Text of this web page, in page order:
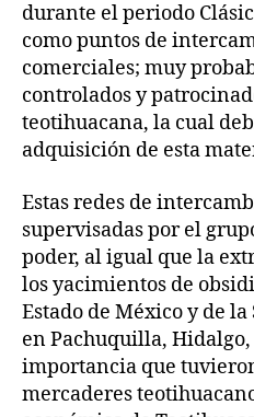
durante el periodo
como puntos de
comerciales; muy
controlados y
teotihuacana, la cual
adquisición de esta
Estas redes de
supervisadas por el
poder, al igual que la
los yacimientos de
Estado de México y de
en Pachuquilla,
importancia que
mercaderes